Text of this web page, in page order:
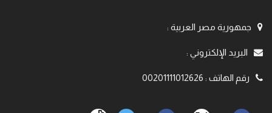
جمهورية مصر العربية :
البريد الإلكتروني :
رقم الهاتف :
00201111012626